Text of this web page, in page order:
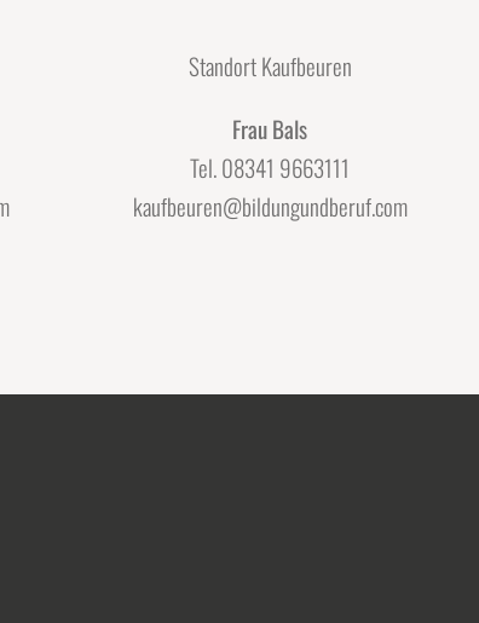
Standort Kaufbeuren
Frau Bals
Tel. 08341 9663111
kaufbeuren@bildungundberuf.com